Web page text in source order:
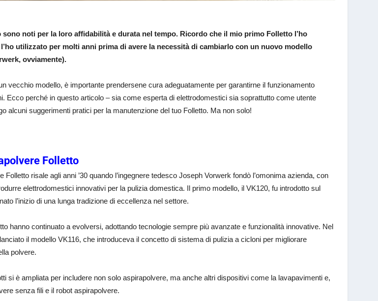
noti per la loro affidabilità e durata nel tempo. Ricordo che il mio primo Folletto l’ho
utilizzato per molti anni prima di avere la necessità di cambiarlo con un nuovo modello
ovviamente).
vecchio modello, è importante prendersene cura adeguatamente per garantirne il funzionamento
Ecco perché in questo articolo – sia come esperta di elettrodomestici sia soprattutto come utente
alcuni suggerimenti pratici per la manutenzione del tuo Folletto. Ma non solo!
Folletto
Folletto risale agli anni ’30 quando l’ingegnere tedesco Joseph Vorwerk fondò l’omonima azienda, con
elettrodomestici innovativi per la pulizia domestica. Il primo modello, il VK120, fu introdotto sul
l’inizio di una lunga tradizione di eccellenza nel settore.
hanno continuato a evolversi, adottando tecnologie sempre più avanzate e funzionalità innovative. Nel
il modello VK116, che introduceva il concetto di sistema di pulizia a cicloni per migliorare
polvere.
si è ampliata per includere non solo aspirapolvere, ma anche altri dispositivi come la lavapavimenti e,
senza fili e il robot aspirapolvere.